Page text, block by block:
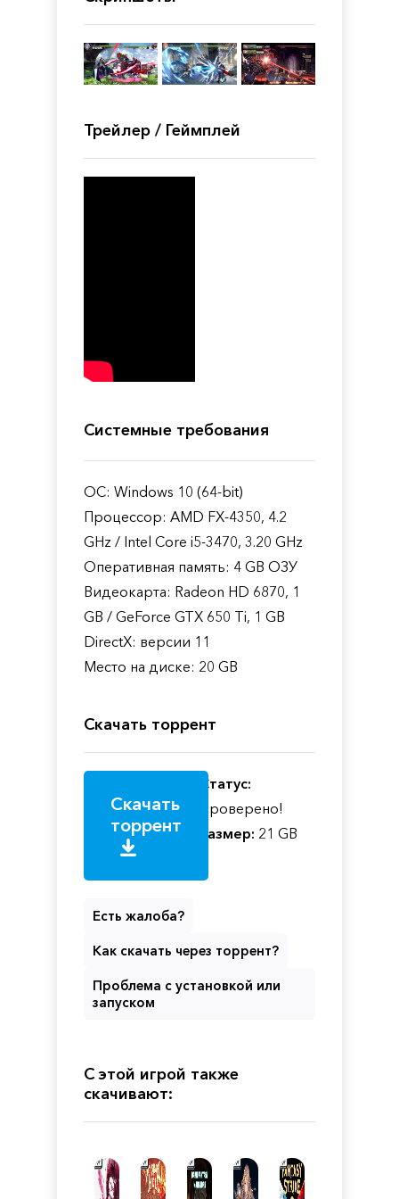
Трейлер / Геймплей
Системные требования
ОС: Windows 10 (64-bit)
Процессор: AMD FX-4350, 4.2
GHz / Intel Core i5-3470, 3.20 GHz
Оперативная память: 4 GB ОЗУ
Видеокарта: Radeon HD 6870, 1
GB / GeForce GTX 650 Ti, 1 GB
DirectX: версии 11
Место на диске: 20 GB
Скачать торрент
Скачать
торрент
Статус:
Проверено!
Размер: 21 GB
Есть жалоба?
Как скачать через торрент?
Проблема с установкой или
запуском
С этой игрой также
скачивают: